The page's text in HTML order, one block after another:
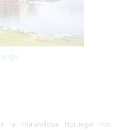
la maravillosa Noruega! Por